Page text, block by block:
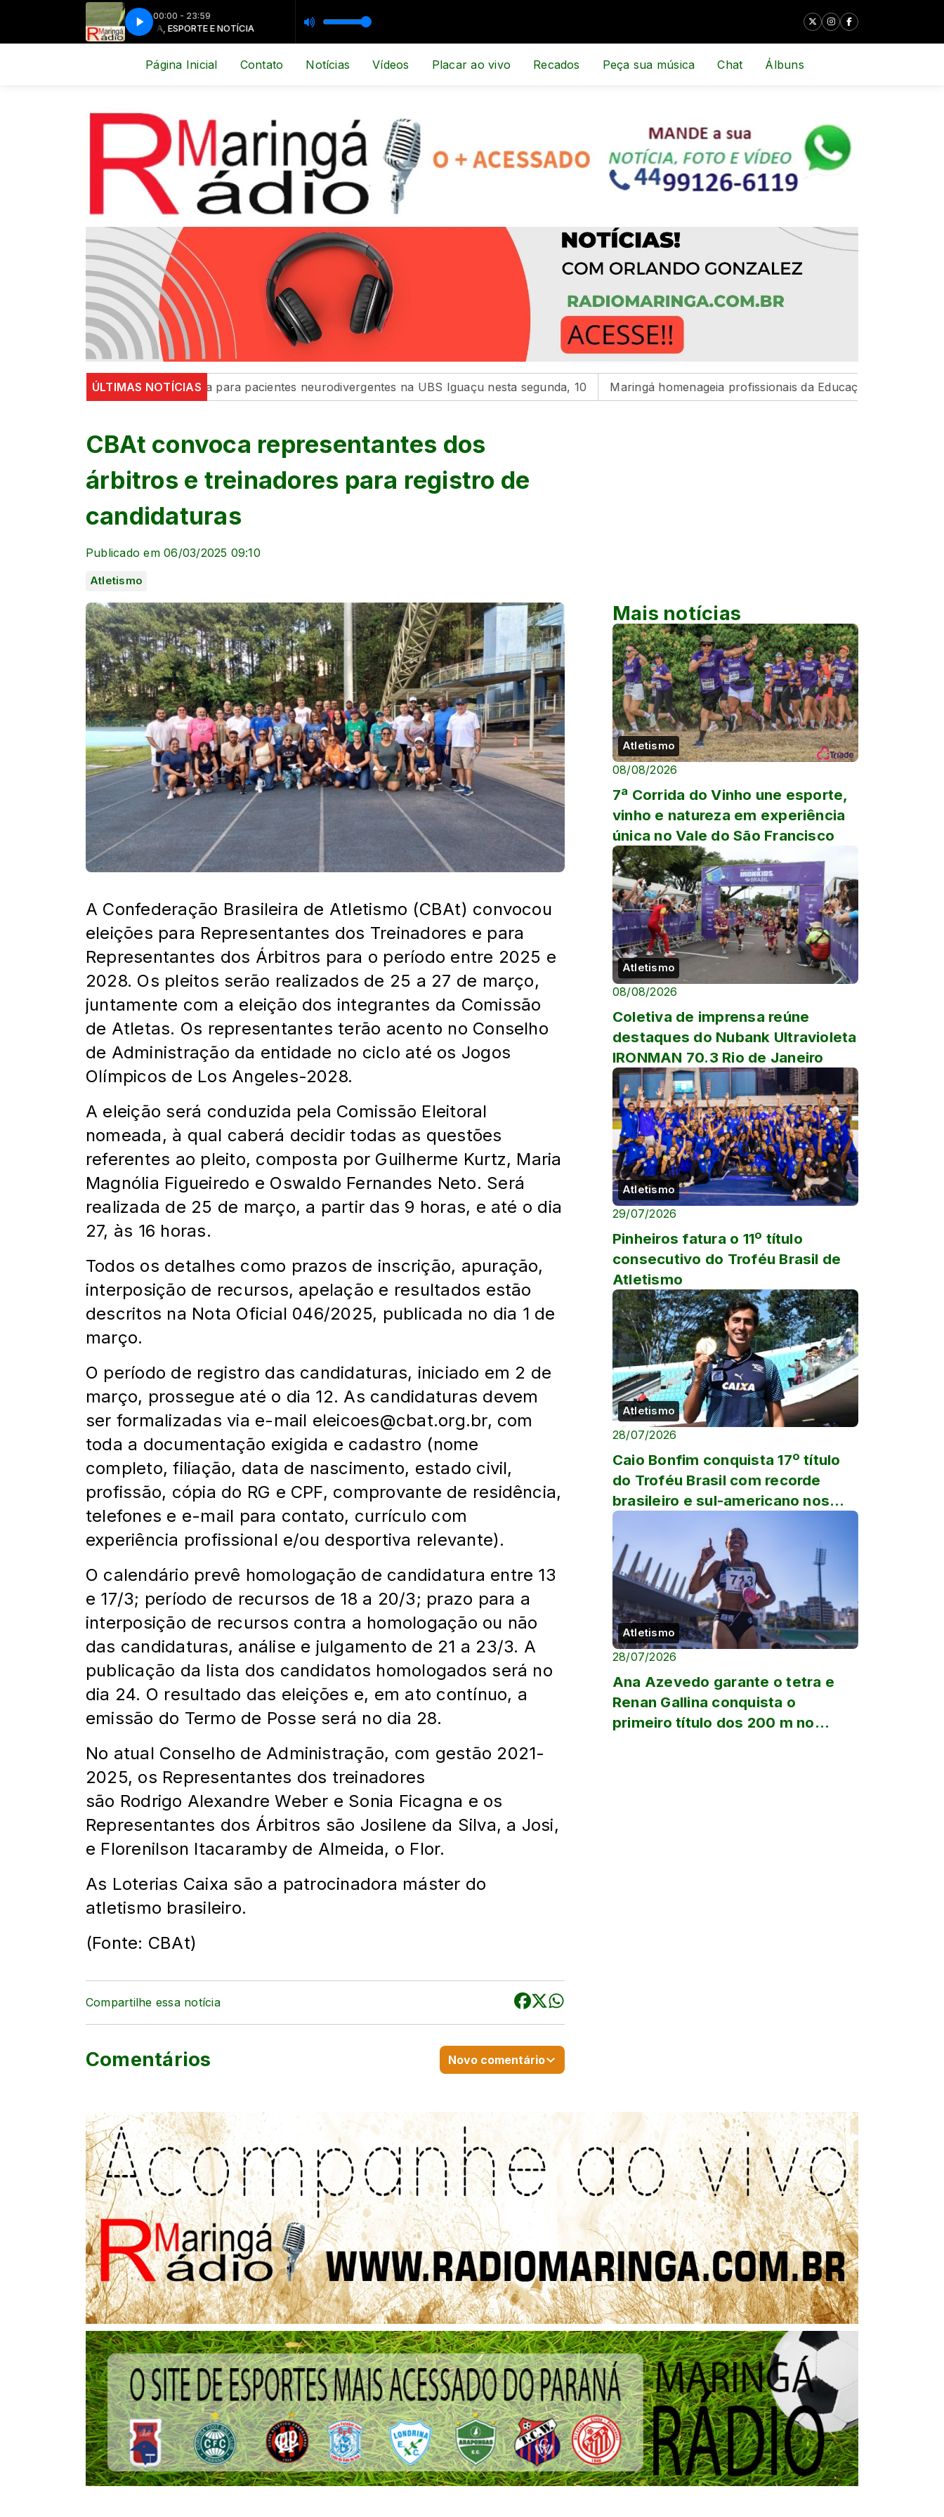
00:00 - 23:59
MÚSICA, ESPORTE E NOTÍCIA MÚSICA, ESPORTE E NOTÍCIA
Página Inicial Contato Notícias Vídeos Placar ao vivo Recados Peça sua música Chat Álbuns
ÚLTIMAS NOTÍCIAS
Maringá inaugura sala para pacientes neurodivergentes na UBS Iguaçu nesta segunda, 10 Maringá homenageia profissionais da Educação pelo resultado histórico
CBAt convoca representantes dos
árbitros e treinadores para registro de
candidaturas
Publicado em 06/03/2025 09:10
Atletismo
A Confederação Brasileira de Atletismo (CBAt) convocou
eleições para Representantes dos Treinadores e para
Representantes dos Árbitros para o período entre 2025 e
2028. Os pleitos serão realizados de 25 a 27 de março,
juntamente com a eleição dos integrantes da Comissão
de Atletas. Os representantes terão acento no Conselho
de Administração da entidade no ciclo até os Jogos
Olímpicos de Los Angeles-2028.
A eleição será conduzida pela Comissão Eleitoral
nomeada, à qual caberá decidir todas as questões
referentes ao pleito, composta por Guilherme Kurtz, Maria
Magnólia Figueiredo e Oswaldo Fernandes Neto. Será
realizada de 25 de março, a partir das 9 horas, e até o dia
27, às 16 horas.
Todos os detalhes como prazos de inscrição, apuração,
interposição de recursos, apelação e resultados estão
descritos na Nota Oficial 046/2025, publicada no dia 1 de
março.
O período de registro das candidaturas, iniciado em 2 de
março, prossegue até o dia 12. As candidaturas devem
ser formalizadas via e-mail eleicoes@cbat.org.br, com
toda a documentação exigida e cadastro (nome
completo, filiação, data de nascimento, estado civil,
profissão, cópia do RG e CPF, comprovante de residência,
telefones e e-mail para contato, currículo com
experiência profissional e/ou desportiva relevante).
O calendário prevê homologação de candidatura entre 13
e 17/3; período de recursos de 18 a 20/3; prazo para a
interposição de recursos contra a homologação ou não
das candidaturas, análise e julgamento de 21 a 23/3. A
publicação da lista dos candidatos homologados será no
dia 24. O resultado das eleições e, em ato contínuo, a
emissão do Termo de Posse será no dia 28.
No atual Conselho de Administração, com gestão 2021-
2025, os Representantes dos treinadores
são Rodrigo Alexandre Weber e Sonia Ficagna e os
Representantes dos Árbitros são Josilene da Silva, a Josi,
e Florenilson Itacaramby de Almeida, o Flor.
As Loterias Caixa são a patrocinadora máster do
atletismo brasileiro.
(Fonte: CBAt)
Compartilhe essa notícia
Comentários Novo comentário
Mais notícias
Atletismo
08/08/2026
7ª Corrida do Vinho une esporte,
vinho e natureza em experiência
única no Vale do São Francisco
Atletismo
08/08/2026
Coletiva de imprensa reúne
destaques do Nubank Ultravioleta
IRONMAN 70.3 Rio de Janeiro
Atletismo
29/07/2026
Pinheiros fatura o 11º título
consecutivo do Troféu Brasil de
Atletismo
Atletismo
28/07/2026
Caio Bonfim conquista 17º título
do Troféu Brasil com recorde
brasileiro e sul-americano nos
Atletismo
28/07/2026
Ana Azevedo garante o tetra e
Renan Gallina conquista o
primeiro título dos 200 m no